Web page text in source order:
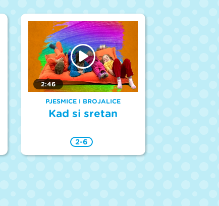
2:46
PJESMICE I BROJALICE
Kad si sretan
2-6